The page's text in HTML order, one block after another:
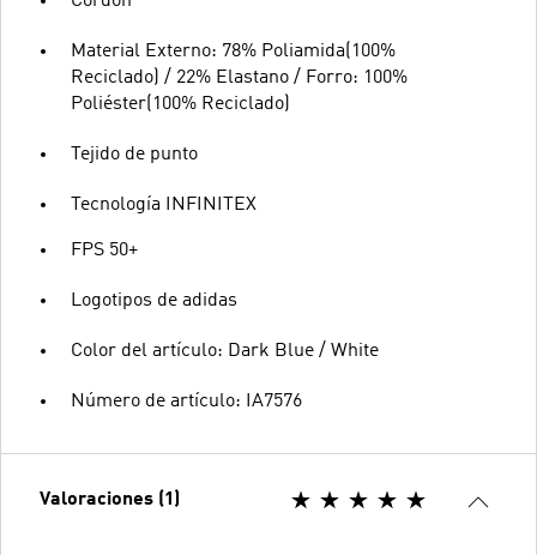
Material Externo: 78% Poliamida(100%
Reciclado) / 22% Elastano / Forro: 100%
Poliéster(100% Reciclado)
Tejido de punto
Tecnología INFINITEX
FPS 50+
Logotipos de adidas
Color del artículo: Dark Blue / White
Número de artículo: IA7576
Valoraciones (1)